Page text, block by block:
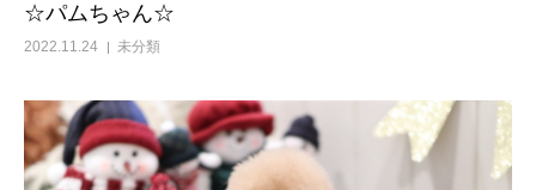
☆パムちゃん☆
2022.11.24 未分類
スタッフ